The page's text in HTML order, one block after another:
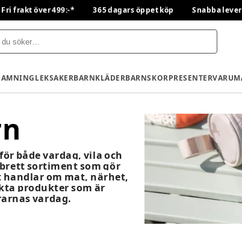
Fri frakt över 499:-* 365 dagars öppet köp Snabba
AMNINGLEKSAKERBARNKLÄDERBARNSKORPRESENTER
både vardag, vila och
sortiment som gör
handlar om mat, närhet,
produkter som är
vardag.